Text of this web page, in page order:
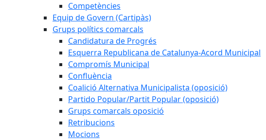
Competències
Equip de Govern (Cartipàs)
Grups polítics comarcals
Candidatura de Progrés
Esquerra Republicana de Catalunya-Acord Municipal
Compromís Municipal
Confluència
Coalició Alternativa Municipalista (oposició)
Partido Popular/Partit Popular (oposició)
Grups comarcals oposició
Retribucions
Mocions